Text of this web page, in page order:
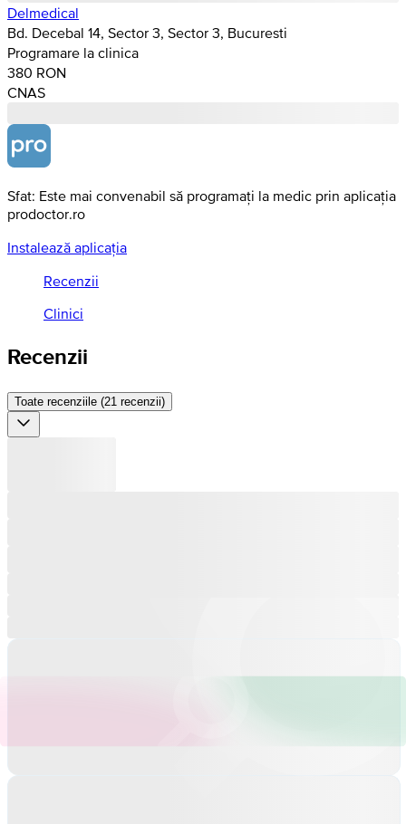
Delmedical
Bd. Decebal 14, Sector 3, Sector 3, Bucuresti
Programare la clinica
380 RON
CNAS
Sfat: Este mai convenabil să programați la medic prin aplicația
prodoctor.ro
Instalează aplicația
Recenzii
Clinici
Recenzii
Toate recenziile (21 recenzii)